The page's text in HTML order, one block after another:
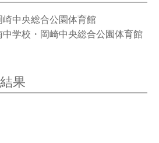
中央総合公園体育館
学校・岡崎中央総合公園体育館
果